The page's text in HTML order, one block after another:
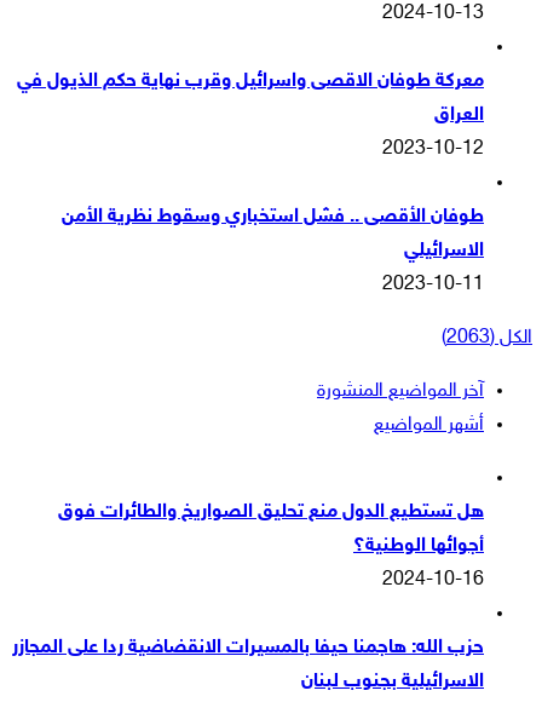
2024-10-13
معركة طوفان الاقصى واسرائيل وقرب نهاية حكم الذيول في
العراق
2023-10-12
طوفان الأقصى .. فشل استخباري وسقوط نظرية الأمن
الاسرائيلي
2023-10-11
الكل (2063)
آخر المواضيع المنشورة
أشهر المواضيع
هل تستطيع الدول منع تحليق الصواريخ والطائرات فوق
أجوائها الوطنية؟
2024-10-16
حزب الله: هاجمنا حيفا بالمسيرات الانقضاضية ردا على المجازر
الاسرائيلية بجنوب لبنان